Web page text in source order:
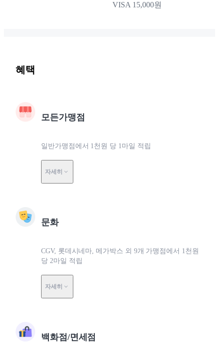
VISA 15,000원
혜택
모든가맹점
일반가맹점에서 1천원 당 1마일 적립
자세히
문화
CGV, 롯데시네마, 메가박스 외 9개 가맹점에서 1천원
당 2마일 적립
자세히
백화점/면세점